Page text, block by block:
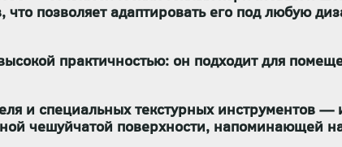
что позволяет адаптировать его под любую
практичностью: он подходит для
и специальных текстурных инструментов —
чешуйчатой поверхности, напоминающей